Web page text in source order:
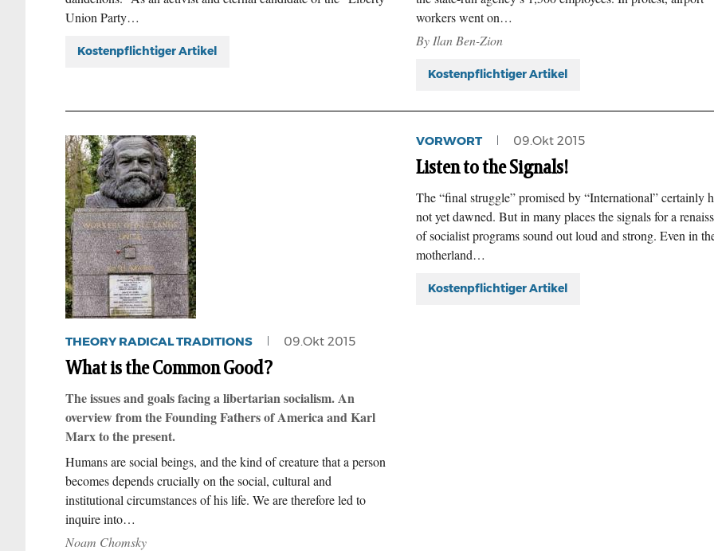
Union Party…
Kostenpflichtiger Artikel
workers went on…
By Ilan Ben-Zion
Kostenpflichtiger Artikel
THEORY RADICAL TRADITIONS 09.Okt 2015
What is the Common Good?
The issues and goals facing a libertarian socialism. An
overview from the Founding Fathers of America and Karl
Marx to the present.
Humans are social beings, and the kind of creature that a person
becomes depends crucially on the social, cultural and
institutional circumstances of his life. We are therefore led to
inquire into…
Noam Chomsky
VORWORT 09.Okt 2015
Listen to the Signals!
The “final struggle” promised by “International” certainly
not yet dawned. But in many places the signals for a
of socialist programs sound out loud and strong. Even in
motherland…
Kostenpflichtiger Artikel